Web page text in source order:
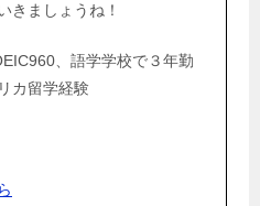
きましょうね！
、語学学校で３年勤
カ留学経験